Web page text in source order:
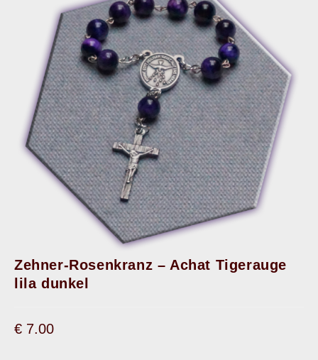
Zehner-Rosenkranz – Achat Tigerauge
lila dunkel
€ 7.00